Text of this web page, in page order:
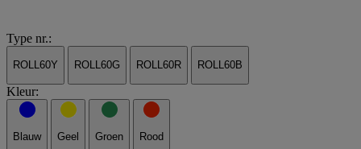
Type nr.:
ROLL60Y ROLL60G ROLL60R ROLL60B
Kleur:
Blauw Geel Groen Rood